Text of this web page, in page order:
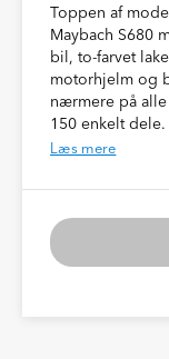
Toppen af
Maybach S680
bil, to-farvet
motorhjelm og
nærmere på
150 enkelt
Læs mere